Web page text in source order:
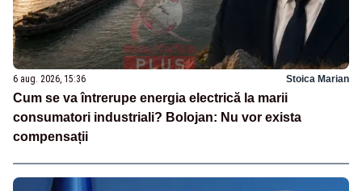
6 aug. 2026, 15:36 Stoica Marian
Cum se va întrerupe energia electrică la marii
consumatori industriali? Bolojan: Nu vor exista
compensații